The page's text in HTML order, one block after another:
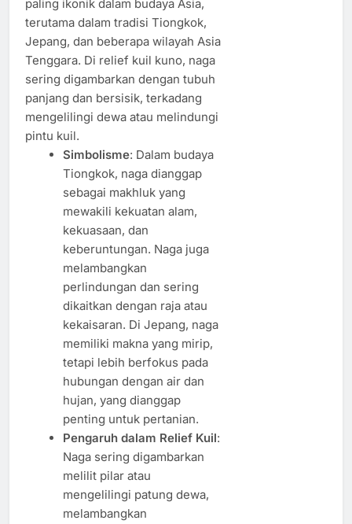
paling ikonik dalam budaya Asia,
terutama dalam tradisi Tiongkok,
Jepang, dan beberapa wilayah Asia
Tenggara. Di relief kuil kuno, naga
sering digambarkan dengan tubuh
panjang dan bersisik, terkadang
mengelilingi dewa atau melindungi
pintu kuil.
Simbolisme: Dalam budaya
Tiongkok, naga dianggap
sebagai makhluk yang
mewakili kekuatan alam,
kekuasaan, dan
keberuntungan. Naga juga
melambangkan
perlindungan dan sering
dikaitkan dengan raja atau
kekaisaran. Di Jepang, naga
memiliki makna yang mirip,
tetapi lebih berfokus pada
hubungan dengan air dan
hujan, yang dianggap
penting untuk pertanian.
Pengaruh dalam Relief Kuil:
Naga sering digambarkan
melilit pilar atau
mengelilingi patung dewa,
melambangkan